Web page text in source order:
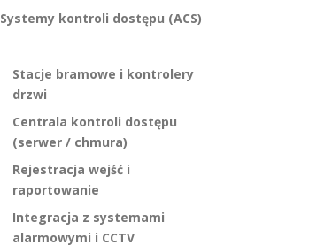
Systemy kontroli dostępu (ACS)
Stacje bramowe i kontrolery
drzwi
Centrala kontroli dostępu
(serwer / chmura)
Rejestracja wejść i
raportowanie
Integracja z systemami
alarmowymi i CCTV